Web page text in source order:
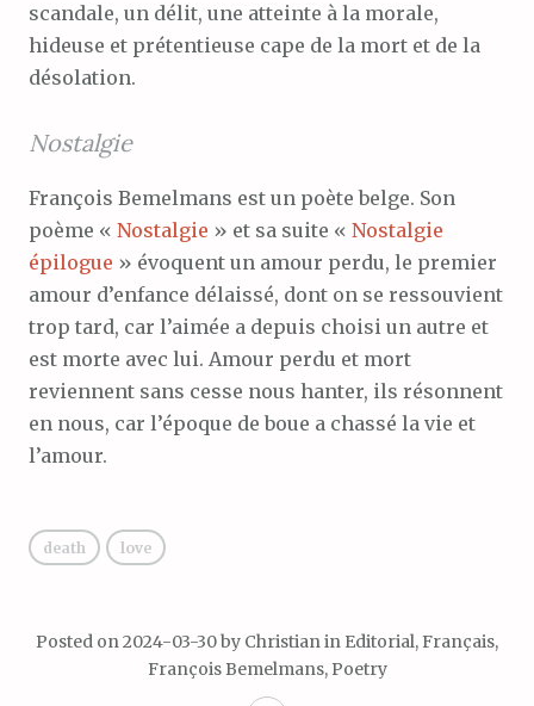
scandale, un délit, une atteinte à la morale,
hideuse et prétentieuse cape de la mort et de la
désolation.
Nostalgie
François Bemelmans est un poète belge. Son
poème « Nostalgie » et sa suite « Nostalgie
épilogue » évoquent un amour perdu, le premier
amour d’enfance délaissé, dont on se ressouvient
trop tard, car l’aimée a depuis choisi un autre et
est morte avec lui. Amour perdu et mort
reviennent sans cesse nous hanter, ils résonnent
en nous, car l’époque de boue a chassé la vie et
l’amour.
death love
Posted on 2024-03-30by Christian in Editorial,Français,
François Bemelmans, Poetry